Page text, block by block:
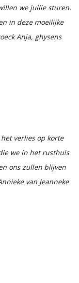
we jullie sturen.
in deze moeilijke
Anja, ghysens
verlies op korte
we in het rusthuis
ons zullen blijven
van Jeanneke